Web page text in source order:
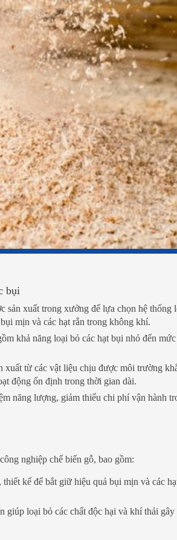
bụi
xuất trong xưởng để lựa chọn hệ thống
mịn và các hạt rắn trong không khí.
khả năng loại bỏ các hạt bụi nhỏ đến
xuất từ các vật liệu chịu được môi trường
động ổn định trong thời gian dài.
năng lượng, giảm thiểu chi phí vận hành
nghiệp chế biến gỗ, bao gồm:
kế để bắt giữ hiệu quả bụi mịn và các
giúp loại bỏ các chất độc hại và khí thải